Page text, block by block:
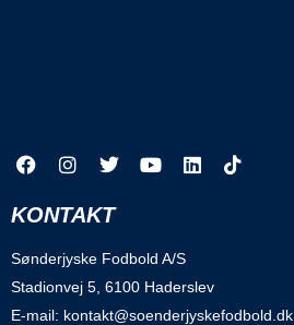
KONTAKT
Sønderjyske Fodbold A/S
Stadionvej 5, 6100 Haderslev
E-mail: kontakt@soenderjyskefodbold.dk